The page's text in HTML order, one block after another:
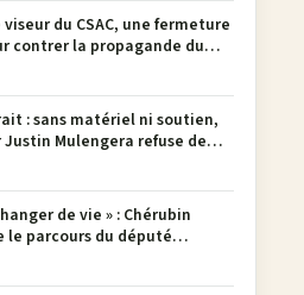
du CSAC, une fermeture
contrer la propagande du
: sans matériel ni soutien,
Mulengera refuse de
de vie » : Chérubin
le parcours du député
Tshimbu en 137